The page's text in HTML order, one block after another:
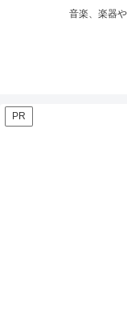
音楽、楽器
PR